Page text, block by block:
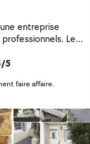
entreprise
Les
de finition,
montage
terrasse bois sur
débroussaillage,
arrosage des
(nettoyage
5
faire affaire.